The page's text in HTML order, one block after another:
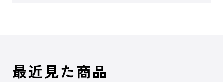
最近見た商品